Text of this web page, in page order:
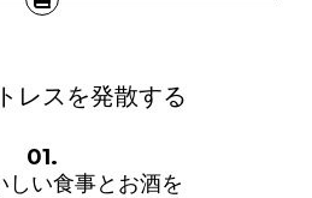
レスを発散する
01.
しい食事とお酒を